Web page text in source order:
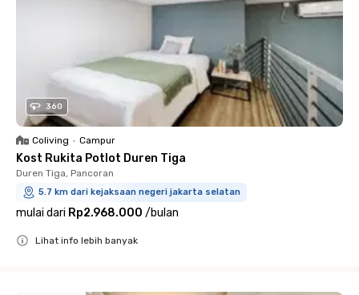
360
Coliving • Campur
Kost Rukita Potlot Duren Tiga
Duren Tiga, Pancoran
5.7 km dari kejaksaan negeri jakarta selatan
mulai dari Rp2.968.000 /bulan
Lihat info lebih banyak